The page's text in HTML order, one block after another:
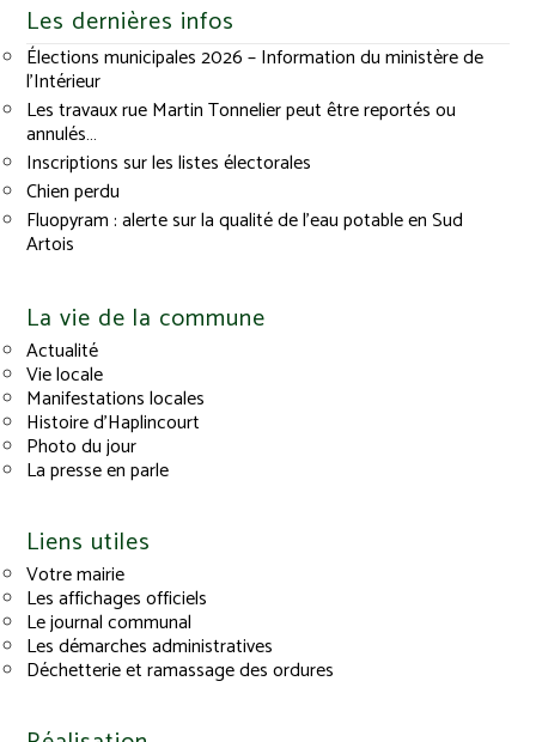
Les dernières infos
Élections municipales 2026 – Information du ministère de
l’Intérieur
Les travaux rue Martin Tonnelier peut être reportés ou
annulés…
Inscriptions sur les listes électorales
Chien perdu
Fluopyram : alerte sur la qualité de l’eau potable en Sud
Artois
La vie de la commune
Actualité
Vie locale
Manifestations locales
Histoire d’Haplincourt
Photo du jour
La presse en parle
Liens utiles
Votre mairie
Les affichages officiels
Le journal communal
Les démarches administratives
Déchetterie et ramassage des ordures